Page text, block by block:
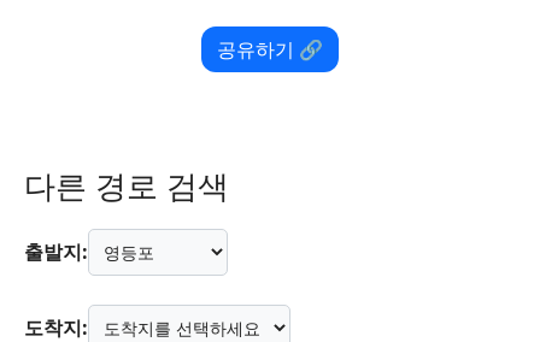
공유하기 🔗
다른 경로 검색
출발지:
도착지: